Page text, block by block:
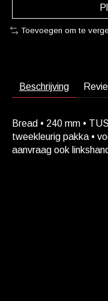
Toevoegen om te
Beschrijving
Bread • 240 mm •
tweekleurig pakka •
aanvraag ook